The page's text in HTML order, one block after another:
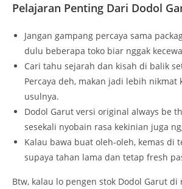
Pelajaran Penting Dari Dodol
Jangan gampang percaya sama
dulu beberapa toko biar nggak
Cari tahu sejarah dan kisah di balik
Percaya deh, makan jadi lebih nikmat
usulnya.
Dodol Garut versi original always be
sesekali nyobain rasa kekinian juga
Kalau bawa buat oleh-oleh, kemas di
supaya tahan lama dan tetap fresh
Btw, kalau lo pengen stok Dodol Garut di